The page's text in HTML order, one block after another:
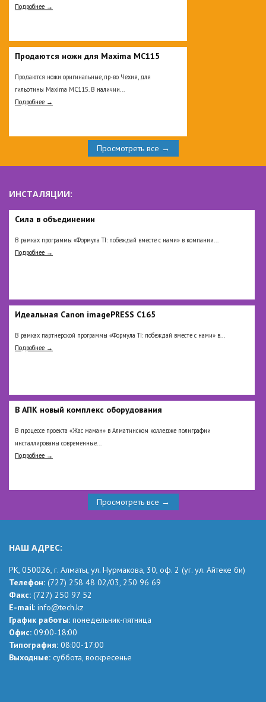
Подробнее →
Продаются ножи для Maxima MC115
Продаются ножи оригинальные, пр-во Чехия, для
гильотины Maxima MC115. В наличии...
Подробнее →
Просмотреть все →
ИНСТАЛЯЦИИ:
Сила в объединении
В рамках программы «Формула TI: побеждай вместе с нами» в компании...
Подробнее →
Идеальная Сanon imagePRESS C165
В рамках партнерской программы «Формула TI: побеждай вместе с нами» в...
Подробнее →
В АПК новый комплекс оборудования
В процессе проекта «Жас маман» в Алматинском колледже полиграфии
инсталлированы современные...
Подробнее →
Просмотреть все →
НАШ АДРЕС:
РК, 050026, г. Алматы, ул. Нурмакова, 30, оф. 2 (уг. ул. Айтеке би)
Телефон: (727) 258 48 02/03, 250 96 69
Факс: (727) 250 97 52
Е-mail: info@tech.kz
График работы: понедельник-пятница
Офис: 09:00-18:00
Типография: 08:00-17:00
Выходные: суббота, воскресенье